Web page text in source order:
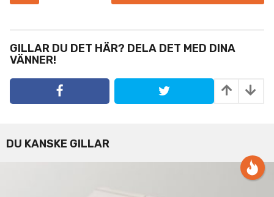
P
a
g
n
t
GILLAR DU DET HÄR? DELA DET MED DINA
VÄNNER!
DU KANSKE GILLAR